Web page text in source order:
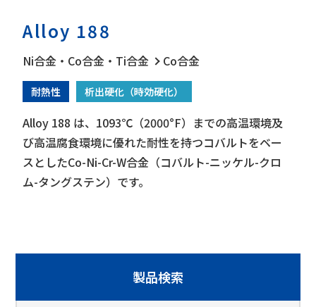
Alloy 188
Ni合金・Co合金・Ti合金 Co合金
耐熱性 析出硬化（時効硬化）
Alloy 188 は、1093℃（2000°F）までの高温環境及
び高温腐食環境に優れた耐性を持つコバルトをベー
スとしたCo-Ni-Cr-W合金（コバルト-ニッケル-クロ
ム-タングステン）です。
製品検索